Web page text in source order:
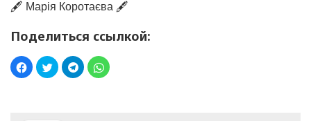
🖋️ Марія Коротаєва 🖋️
Поделиться ссылкой: